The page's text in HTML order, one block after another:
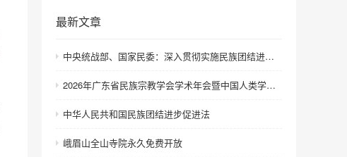
最新文章
中央统战部、国家民委：深入贯彻实施民族团结进步促进法 进一步增强中华民族凝聚力向心力
2026年广东省民族宗教学会学术年会暨中国人类学民族学研究会城市民族工作研究专业委员会更名会议在深圳召开
中华人民共和国民族团结进步促进法
峨眉山全山寺院永久免费开放